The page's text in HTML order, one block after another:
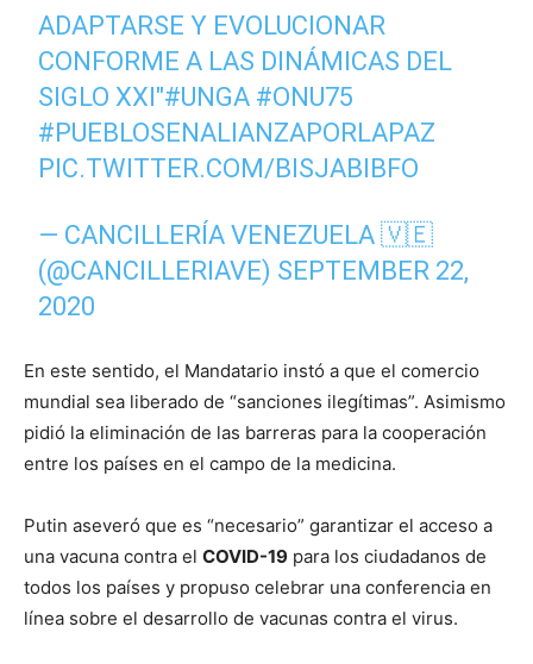
ADAPTARSE Y EVOLUCIONAR
CONFORME A LAS DINÁMICAS DEL
SIGLO XXI"#UNGA #ONU75
#PUEBLOSENALIANZAPORLAPAZ
PIC.TWITTER.COM/BISJABIBFO
— CANCILLERÍA VENEZUELA 🇻🇪
(@CANCILLERIAVE) SEPTEMBER 22,
2020
En este sentido, el Mandatario instó a que el comercio
mundial sea liberado de “sanciones ilegítimas”. Asimismo
pidió la eliminación de las barreras para la cooperación
entre los países en el campo de la medicina.
Putin aseveró que es “necesario” garantizar el acceso a
una vacuna contra el COVID-19 para los ciudadanos de
todos los países y propuso celebrar una conferencia en
línea sobre el desarrollo de vacunas contra el virus.